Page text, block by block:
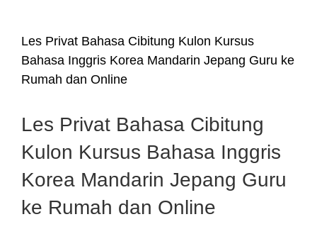
Les Privat Bahasa Cibitung Kulon Kursus
Bahasa Inggris Korea Mandarin Jepang Guru ke
Rumah dan Online
Les Privat Bahasa Cibitung
Kulon Kursus Bahasa Inggris
Korea Mandarin Jepang Guru
ke Rumah dan Online